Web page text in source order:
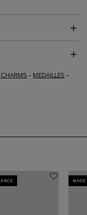
CHARMS - MEDAILLES -
MADE